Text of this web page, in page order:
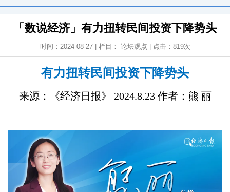
「数说经济」有力扭转民间投资下降势头
时间：2024-08-27 | 栏目： 论坛观点 | 点击： 819次
有力扭转民间投资下降势头
来源：《经济日报》 2024.8.23 作者：熊 丽